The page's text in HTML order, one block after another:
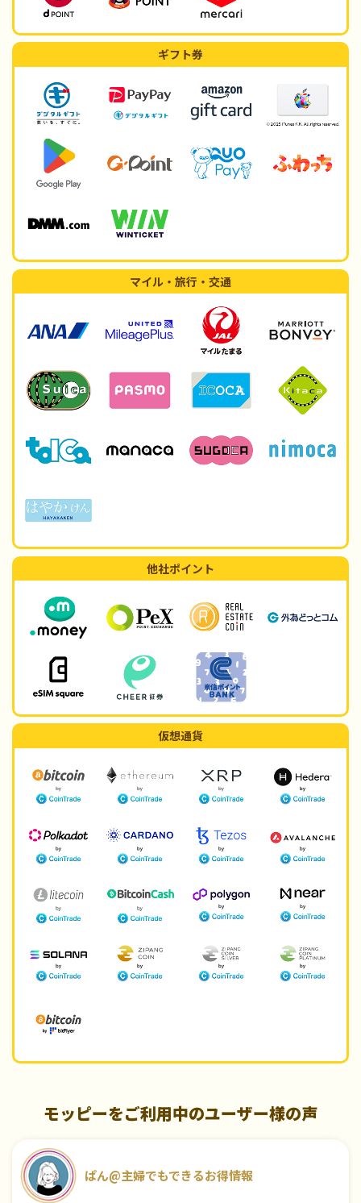
ギフト券
マイル・旅行・交通
他社ポイント
仮想通貨
モッピーをご利用中のユーザー様の声
ぱん@主婦でもできるお得情報